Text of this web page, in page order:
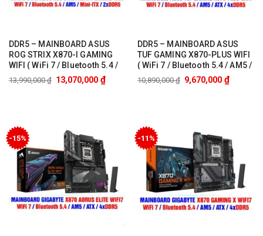
DDR5 – MAINBOARD ASUS
ROG STRIX X870-I GAMING
WIFI ( WiFi 7 / Bluetooth 5.4 /
AM5 / Mini-ITX / 2xDDR5 )
13,990,000₫ 13,070,000 ₫
DDR5 – MAINBOARD ASUS
TUF GAMING X870-PLUS WIFI
( WiFi 7 / Bluetooth 5.4 / AM5 /
ATX / 4xDDR5 )
10,890,000₫ 9,670,000 ₫
-15% -11%